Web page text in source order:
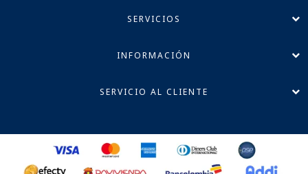
SERVICIOS
INFORMACIÓN
SERVICIO AL CLIENTE